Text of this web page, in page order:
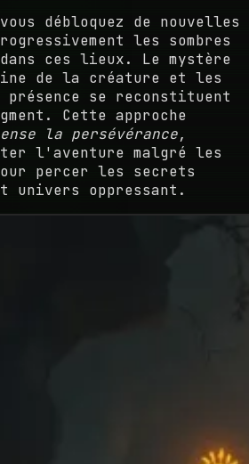
débloquez de nouvelles
les sombres
ces lieux. Le mystère
de la créature et les
se reconstituent
Cette approche
la persévérance,
l'aventure malgré les
percer les secrets
univers oppressant.